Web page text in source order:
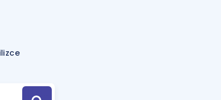
Hesaplama Aracı
için Öneriler
Tek Takvimde